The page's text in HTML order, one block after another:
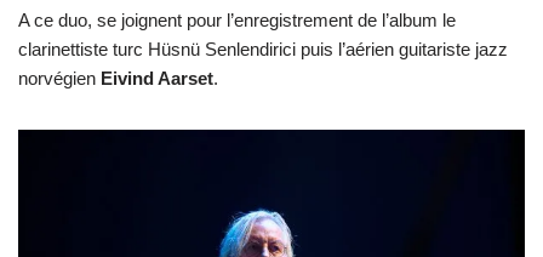
A ce duo, se joignent pour l’enregistrement de l’album le
clarinettiste turc Hüsnü Senlendirici puis l’aérien guitariste jazz
norvégien Eivind Aarset.